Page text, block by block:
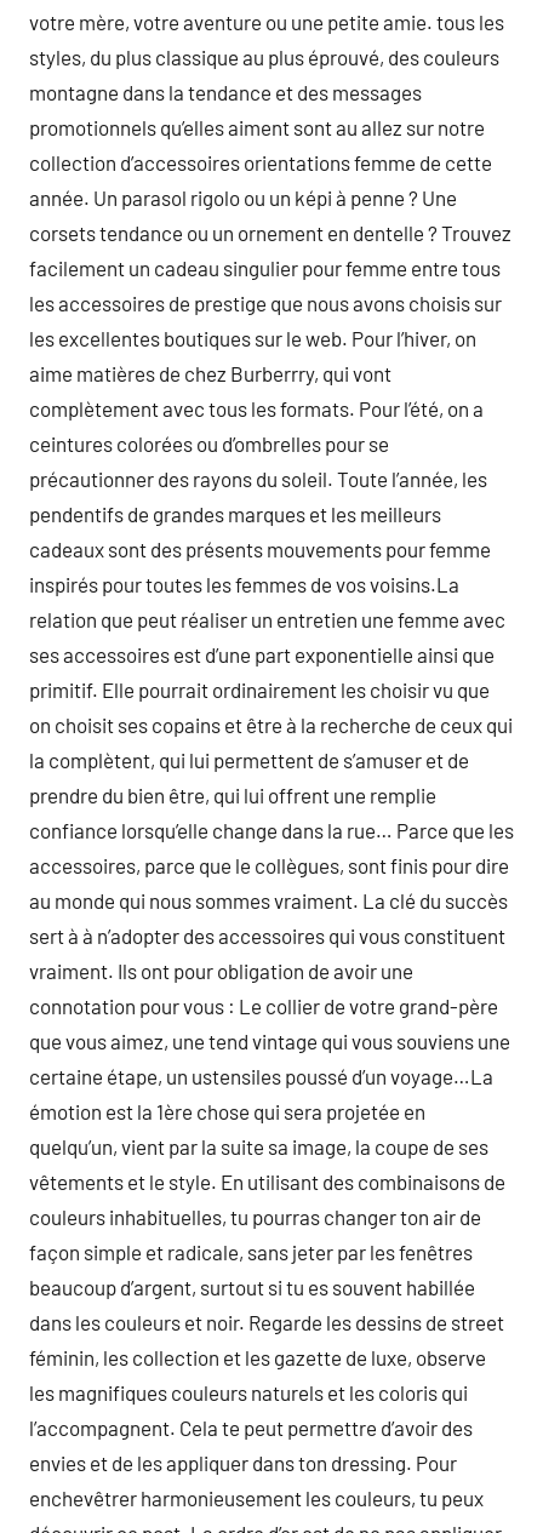
votre mère, votre aventure ou une petite amie. tous les
styles, du plus classique au plus éprouvé, des couleurs
montagne dans la tendance et des messages
promotionnels qu’elles aiment sont au allez sur notre
collection d’accessoires orientations femme de cette
année. Un parasol rigolo ou un képi à penne ? Une
corsets tendance ou un ornement en dentelle ? Trouvez
facilement un cadeau singulier pour femme entre tous
les accessoires de prestige que nous avons choisis sur
les excellentes boutiques sur le web. Pour l’hiver, on
aime matières de chez Burberrry, qui vont
complètement avec tous les formats. Pour l’été, on a
ceintures colorées ou d’ombrelles pour se
précautionner des rayons du soleil. Toute l’année, les
pendentifs de grandes marques et les meilleurs
cadeaux sont des présents mouvements pour femme
inspirés pour toutes les femmes de vos voisins.La
relation que peut réaliser un entretien une femme avec
ses accessoires est d’une part exponentielle ainsi que
primitif. Elle pourrait ordinairement les choisir vu que
on choisit ses copains et être à la recherche de ceux qui
la complètent, qui lui permettent de s’amuser et de
prendre du bien être, qui lui offrent une remplie
confiance lorsqu’elle change dans la rue… Parce que les
accessoires, parce que le collègues, sont finis pour dire
au monde qui nous sommes vraiment. La clé du succès
sert à à n’adopter des accessoires qui vous constituent
vraiment. Ils ont pour obligation de avoir une
connotation pour vous : Le collier de votre grand-père
que vous aimez, une tend vintage qui vous souviens une
certaine étape, un ustensiles poussé d’un voyage…La
émotion est la 1ère chose qui sera projetée en
quelqu’un, vient par la suite sa image, la coupe de ses
vêtements et le style. En utilisant des combinaisons de
couleurs inhabituelles, tu pourras changer ton air de
façon simple et radicale, sans jeter par les fenêtres
beaucoup d’argent, surtout si tu es souvent habillée
dans les couleurs et noir. Regarde les dessins de street
féminin, les collection et les gazette de luxe, observe
les magnifiques couleurs naturels et les coloris qui
l’accompagnent. Cela te peut permettre d’avoir des
envies et de les appliquer dans ton dressing. Pour
enchevêtrer harmonieusement les couleurs, tu peux